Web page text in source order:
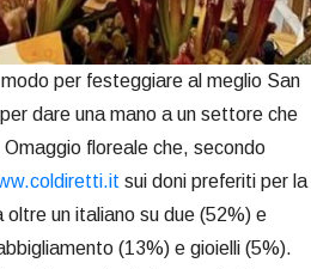
per festeggiare al meglio San
dare una mano a un settore che
floreale che, secondo
sui doni preferiti per la
un italiano su due (52%) e
(13%) e gioielli (5%).